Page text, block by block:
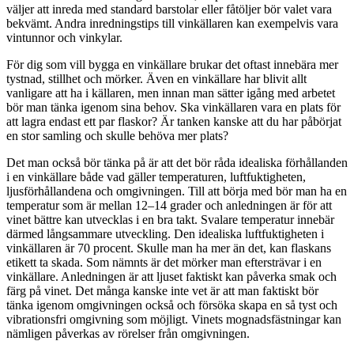
väljer att inreda med standard barstolar eller fåtöljer bör valet vara
bekvämt. Andra inredningstips till vinkällaren kan exempelvis vara
vintunnor och vinkylar.
För dig som vill bygga en vinkällare brukar det oftast innebära mer
tystnad, stillhet och mörker. Även en vinkällare har blivit allt
vanligare att ha i källaren, men innan man sätter igång med arbetet
bör man tänka igenom sina behov. Ska vinkällaren vara en plats för
att lagra endast ett par flaskor? Är tanken kanske att du har påbörjat
en stor samling och skulle behöva mer plats?
Det man också bör tänka på är att det bör råda idealiska förhållanden
i en vinkällare både vad gäller temperaturen, luftfuktigheten,
ljusförhållandena och omgivningen. Till att börja med bör man ha en
temperatur som är mellan 12–14 grader och anledningen är för att
vinet bättre kan utvecklas i en bra takt. Svalare temperatur innebär
därmed långsammare utveckling. Den idealiska luftfuktigheten i
vinkällaren är 70 procent. Skulle man ha mer än det, kan flaskans
etikett ta skada. Som nämnts är det mörker man eftersträvar i en
vinkällare. Anledningen är att ljuset faktiskt kan påverka smak och
färg på vinet. Det många kanske inte vet är att man faktiskt bör
tänka igenom omgivningen också och försöka skapa en så tyst och
vibrationsfri omgivning som möjligt. Vinets mognadsfästningar kan
nämligen påverkas av rörelser från omgivningen.